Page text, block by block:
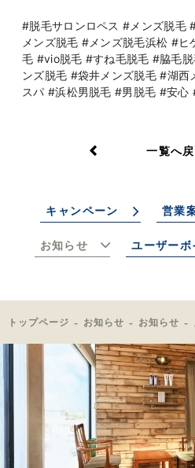
#脱毛サロンロペス #メンズ脱毛
メンズ脱毛 #メンズ脱毛浜松 #
毛 #vio脱毛 #すね毛脱毛 #脇毛
ンズ脱毛 #袋井メンズ脱毛 #湖西
スパ #浜松男脱毛 #男脱毛 #安心
一覧へ
キャンペーン 営業
お知らせ ユーザーボ
トップページ お知らせ お知らせ